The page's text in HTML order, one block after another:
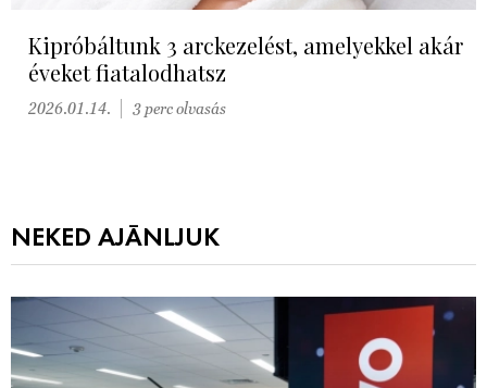
Kipróbáltunk 3 arckezelést, amelyekkel akár
éveket fiatalodhatsz
2026.01.14. 3 perc olvasás
NEKED AJÁNLJUK